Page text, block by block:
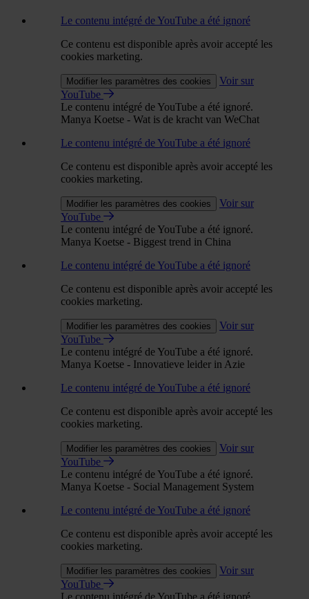
Le contenu intégré de YouTube a été ignoré
Ce contenu est disponible après avoir accepté les
cookies marketing.
Modifier les paramètres des cookies
Voir sur
YouTube
Le contenu intégré de YouTube a été ignoré.
Manya Koetse - Wat is de kracht van WeChat
Le contenu intégré de YouTube a été ignoré
Ce contenu est disponible après avoir accepté les
cookies marketing.
Modifier les paramètres des cookies
Voir sur
YouTube
Le contenu intégré de YouTube a été ignoré.
Manya Koetse - Biggest trend in China
Le contenu intégré de YouTube a été ignoré
Ce contenu est disponible après avoir accepté les
cookies marketing.
Modifier les paramètres des cookies
Voir sur
YouTube
Le contenu intégré de YouTube a été ignoré.
Manya Koetse - Innovatieve leider in Azie
Le contenu intégré de YouTube a été ignoré
Ce contenu est disponible après avoir accepté les
cookies marketing.
Modifier les paramètres des cookies
Voir sur
YouTube
Le contenu intégré de YouTube a été ignoré.
Manya Koetse - Social Management System
Le contenu intégré de YouTube a été ignoré
Ce contenu est disponible après avoir accepté les
cookies marketing.
Modifier les paramètres des cookies
Voir sur
YouTube